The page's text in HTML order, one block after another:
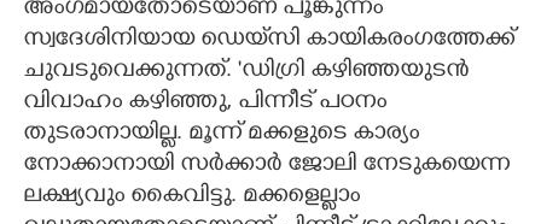
അംഗമായതോടെയാണ് പൂങ്കുന്നം
സ്വദേശിനിയായ ഡെയ്‌സി കായികരംഗത്തേക്ക്
ചുവടുവെക്കുന്നത്. 'ഡിഗ്രി കഴിഞ്ഞയുടൻ
വിവാഹം കഴിഞ്ഞു, പിന്നീട് പഠനം
തുടരാനായില്ല. മൂന്ന് മക്കളുടെ കാര്യം
നോക്കാനായി സർക്കാർ ജോലി നേടുകയെന്ന
ലക്ഷ്യവും കൈവിട്ടു. മക്കളെല്ലാം